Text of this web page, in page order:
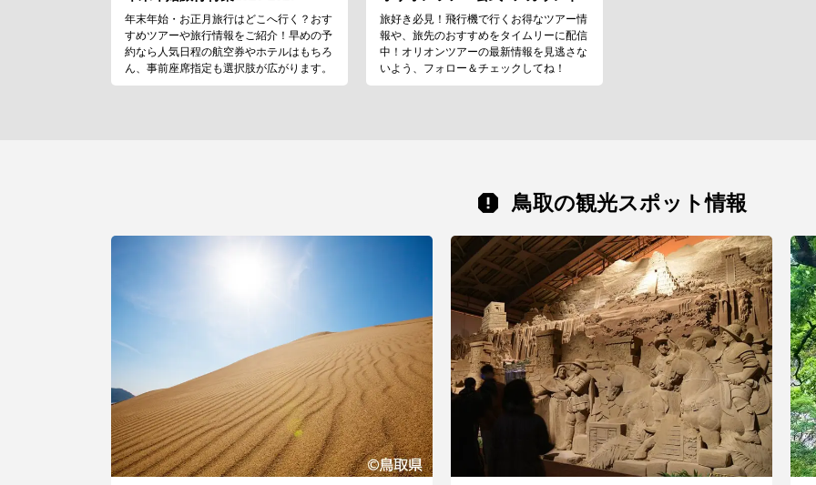
年末年始・お正月旅行はどこへ行く？おす
すめツアーや旅行情報をご紹介！早めの予
約なら人気日程の航空券やホテルはもちろ
ん、事前座席指定も選択肢が広がります。
旅好き必見！飛行機で行くお得なツアー情
報や、旅先のおすすめをタイムリーに配信
中！オリオンツアーの最新情報を見逃さな
いよう、フォロー＆チェックしてね！
鳥取の観光スポット情報